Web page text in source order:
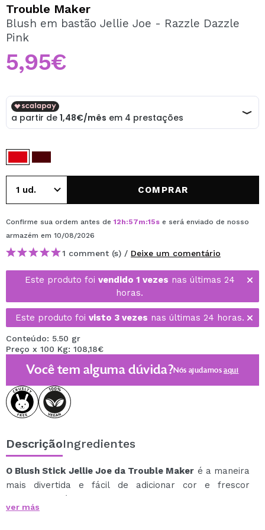
Ao criar uma conta no Maquibeauty.pt pode fazer as suas
compras rapidamente, verificar o estado das suas
Trouble Maker
Blush em bastão Jellie Joe - Razzle Dazzle
Pink
5,95€
COMPRAR
Confirme sua ordem antes de 12h:57m:15s e será enviado de nosso
armazém em 10/08/2026
1 comment (s) / Deixe um comentário
Este produto foi vendido 1 vezes nas últimas 24
horas.
Este produto foi visto 3 vezes nas últimas 24 horas.
Conteúdo: 5.50 gr
Preço x 100 Kg: 108,18€
Você tem alguma dúvida?Nós ajudamosaqui
DescriçãoIngredientes
O Blush Stick Jellie Joe da Trouble Maker é a maneira
mais divertida e fácil de adicionar cor e frescor
instantâneos às suas bochechas.
Sua textura leve e gelatinosa desliza suavemente
ver más